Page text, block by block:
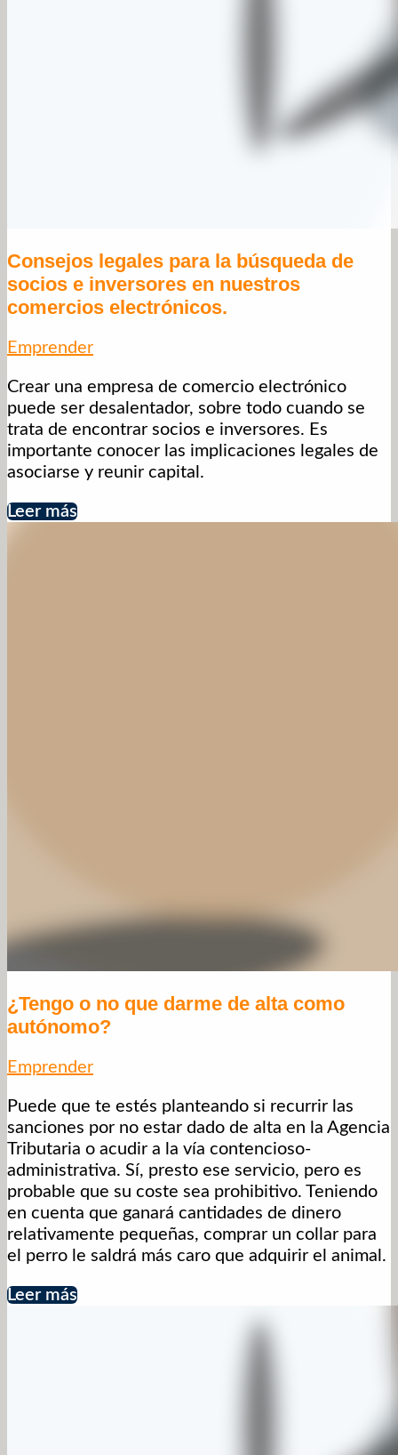
Consejos legales para la búsqueda de
socios e inversores en nuestros
comercios electrónicos.
Emprender
Crear una empresa de comercio electrónico
puede ser desalentador, sobre todo cuando se
trata de encontrar socios e inversores. Es
importante conocer las implicaciones legales de
asociarse y reunir capital.
Leer más
¿Tengo o no que darme de alta como
autónomo?
Emprender
Puede que te estés planteando si recurrir las
sanciones por no estar dado de alta en la Agencia
Tributaria o acudir a la vía contencioso-
administrativa. Sí, presto ese servicio, pero es
probable que su coste sea prohibitivo. Teniendo
en cuenta que ganará cantidades de dinero
relativamente pequeñas, comprar un collar para
el perro le saldrá más caro que adquirir el animal.
Leer más